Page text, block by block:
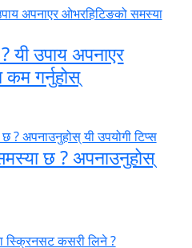
यी उपाय अपनाएर
गर्नुहोस्
छ ? अपनाउनुहोस्